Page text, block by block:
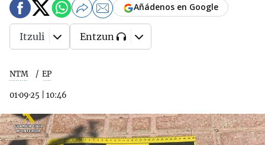
NTM EP
01·09·25 10:46
Añádenos en Google
Itzuli Entzun